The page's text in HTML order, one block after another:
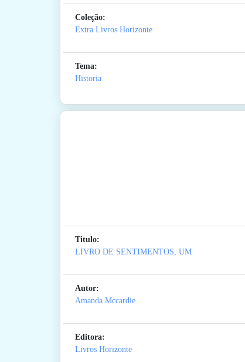
Coleção:
Extra Livros Horizonte
Tema:
Historia
Titulo:
LIVRO DE SENTIMENTOS, UM
Autor:
Amanda Mccardie
Editora:
Livros Horizonte